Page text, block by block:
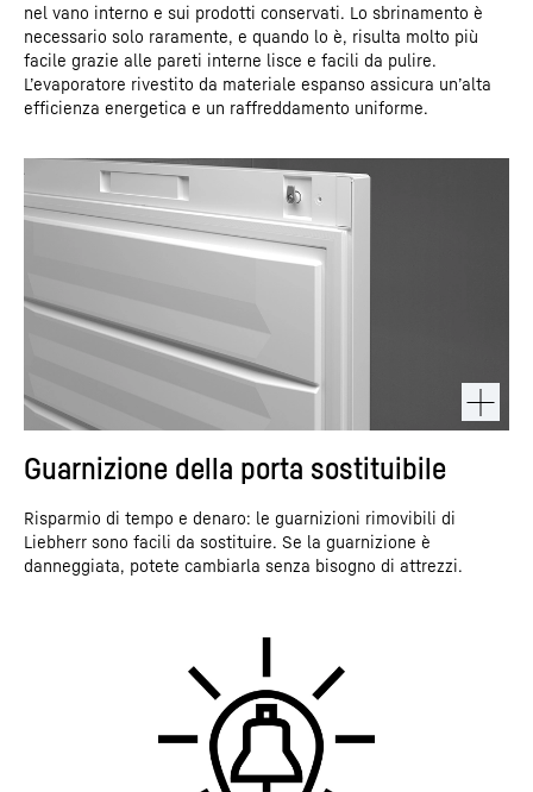
nel vano interno e sui prodotti conservati. Lo sbrinamento è
necessario solo raramente, e quando lo è, risulta molto più
facile grazie alle pareti interne lisce e facili da pulire.
L’evaporatore rivestito da materiale espanso assicura un’alta
efficienza energetica e un raffreddamento uniforme.
Guarnizione della porta sostituibile
Risparmio di tempo e denaro: le guarnizioni rimovibili di
Liebherr sono facili da sostituire. Se la guarnizione è
danneggiata, potete cambiarla senza bisogno di attrezzi.